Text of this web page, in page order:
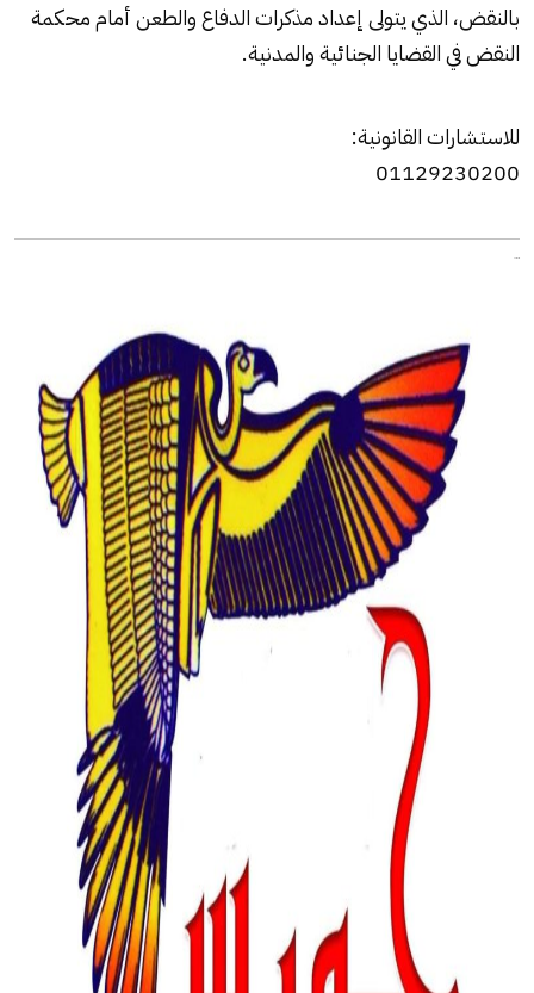
بالنقض، الذي يتولى إعداد مذكرات الدفاع والطعن أمام محكمة
النقض في القضايا الجنائية والمدنية.
للاستشارات القانونية:
01129230200